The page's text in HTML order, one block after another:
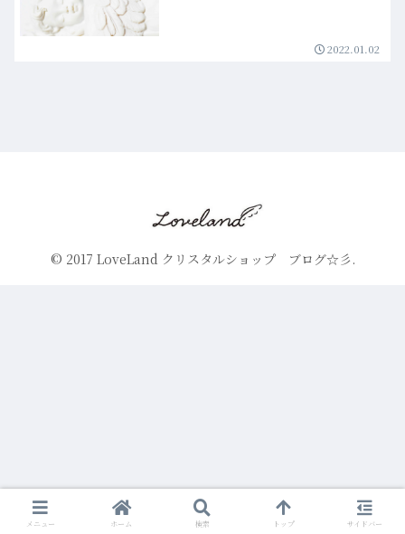
2022.01.02
© 2017 LoveLand クリスタルショップ ブログ☆彡.
メニュー ホーム 検索 トップ サイドバー